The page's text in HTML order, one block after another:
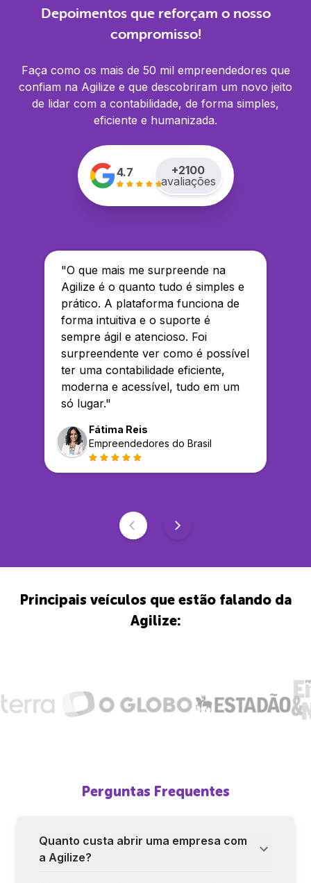
Depoimentos que reforçam o nosso
compromisso!
Faça como os mais de 50 mil empreendedores que
confiam na Agilize e que descobriram um novo jeito
de lidar com a contabilidade, de forma simples,
eficiente e humanizada.
4.7 +2100
avaliações
"O que mais me surpreende na
Agilize é o quanto tudo é simples e
prático. A plataforma funciona de
forma intuitiva e o suporte é
sempre ágil e atencioso. Foi
surpreendente ver como é possível
ter uma contabilidade eficiente,
moderna e acessível, tudo em um
só lugar."
Fátima Reis
Empreendedores do Brasil
Principais veículos que estão falando da
Agilize:
Perguntas Frequentes
Quanto custa abrir uma empresa com
a Agilize?